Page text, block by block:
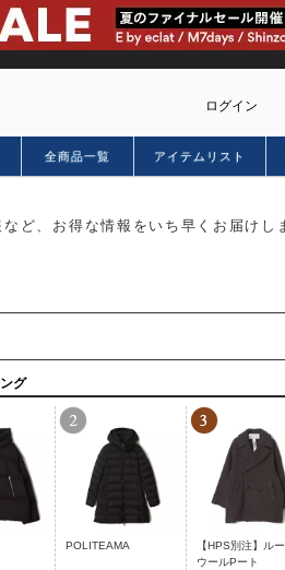
ログイン
全商品一覧 アイテムリスト
ど、お得な情報をいち早くお届けし
グ
POLITEAMA
【HPS別注】ル
ウールPート